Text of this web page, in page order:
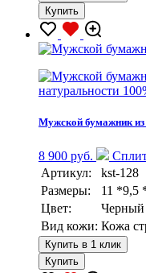
Купить
натуральности
Мужской бумажник из
8 900 руб.
Артикул:
kst-128
Размеры:
11 *9,5
Цвет:
Черный
Вид кожи: Кожа
Купить в 1 клик
Купить